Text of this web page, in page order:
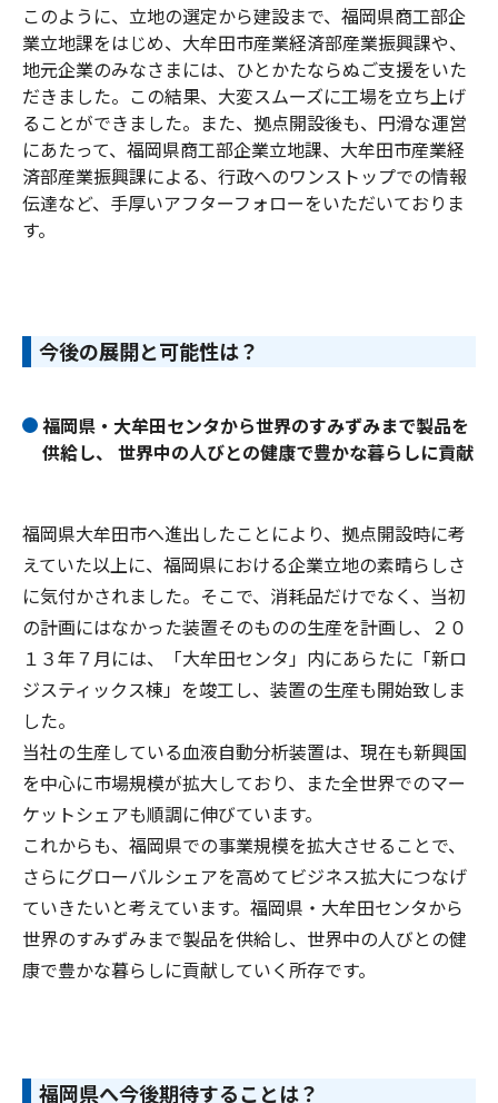
このように、立地の選定から建設まで、福岡県商工部企
業立地課をはじめ、大牟田市産業経済部産業振興課や、
地元企業のみなさまには、ひとかたならぬご支援をいた
だきました。この結果、大変スムーズに工場を立ち上げ
ることができました。また、拠点開設後も、円滑な運営
にあたって、福岡県商工部企業立地課、大牟田市産業経
済部産業振興課による、行政へのワンストップでの情報
伝達など、手厚いアフターフォローをいただいておりま
す。
今後の展開と可能性は？
福岡県・大牟田センタから世界のすみずみまで製品を
供給し、 世界中の人びとの健康で豊かな暮らしに貢献
福岡県大牟田市へ進出したことにより、拠点開設時に考
えていた以上に、福岡県における企業立地の素晴らしさ
に気付かされました。そこで、消耗品だけでなく、当初
の計画にはなかった装置そのものの生産を計画し、２０
１３年７月には、「大牟田センタ」内にあらたに「新ロ
ジスティックス棟」を竣工し、装置の生産も開始致しま
した。
当社の生産している血液自動分析装置は、現在も新興国
を中心に市場規模が拡大しており、また全世界でのマー
ケットシェアも順調に伸びています。
これからも、福岡県での事業規模を拡大させることで、
さらにグローバルシェアを高めてビジネス拡大につなげ
ていきたいと考えています。福岡県・大牟田センタから
世界のすみずみまで製品を供給し、世界中の人びとの健
康で豊かな暮らしに貢献していく所存です。
福岡県へ今後期待することは？